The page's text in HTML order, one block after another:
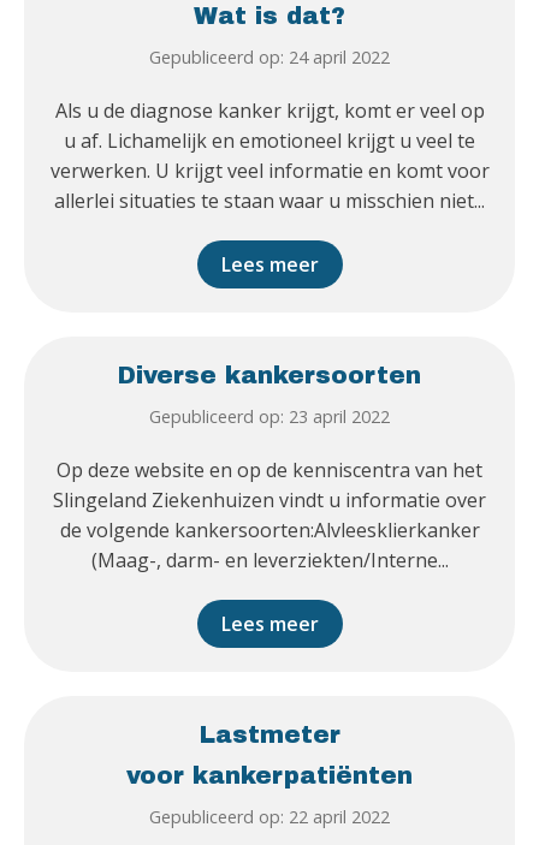
Wat is dat?
Gepubliceerd op: 24 april 2022
Als u de diagnose kanker krijgt, komt er veel op
u af. Lichamelijk en emotioneel krijgt u veel te
verwerken. U krijgt veel informatie en komt voor
allerlei situaties te staan waar u misschien niet...
Lees meer
Diverse kankersoorten
Gepubliceerd op: 23 april 2022
Op deze website en op de kenniscentra van het
Slingeland Ziekenhuizen vindt u informatie over
de volgende kankersoorten:Alvleesklierkanker
(Maag-, darm- en leverziekten/Interne...
Lees meer
Lastmeter
voor kankerpatiënten
Gepubliceerd op: 22 april 2022